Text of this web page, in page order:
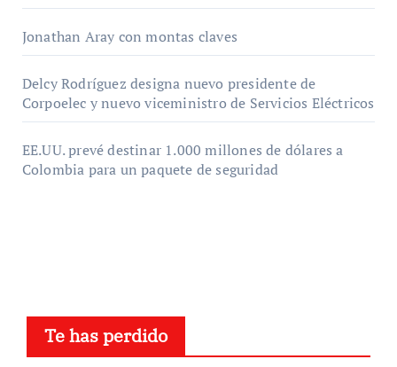
Jonathan Aray con montas claves
Delcy Rodríguez designa nuevo presidente de
Corpoelec y nuevo viceministro de Servicios Eléctricos
EE.UU. prevé destinar 1.000 millones de dólares a
Colombia para un paquete de seguridad
Te has perdido